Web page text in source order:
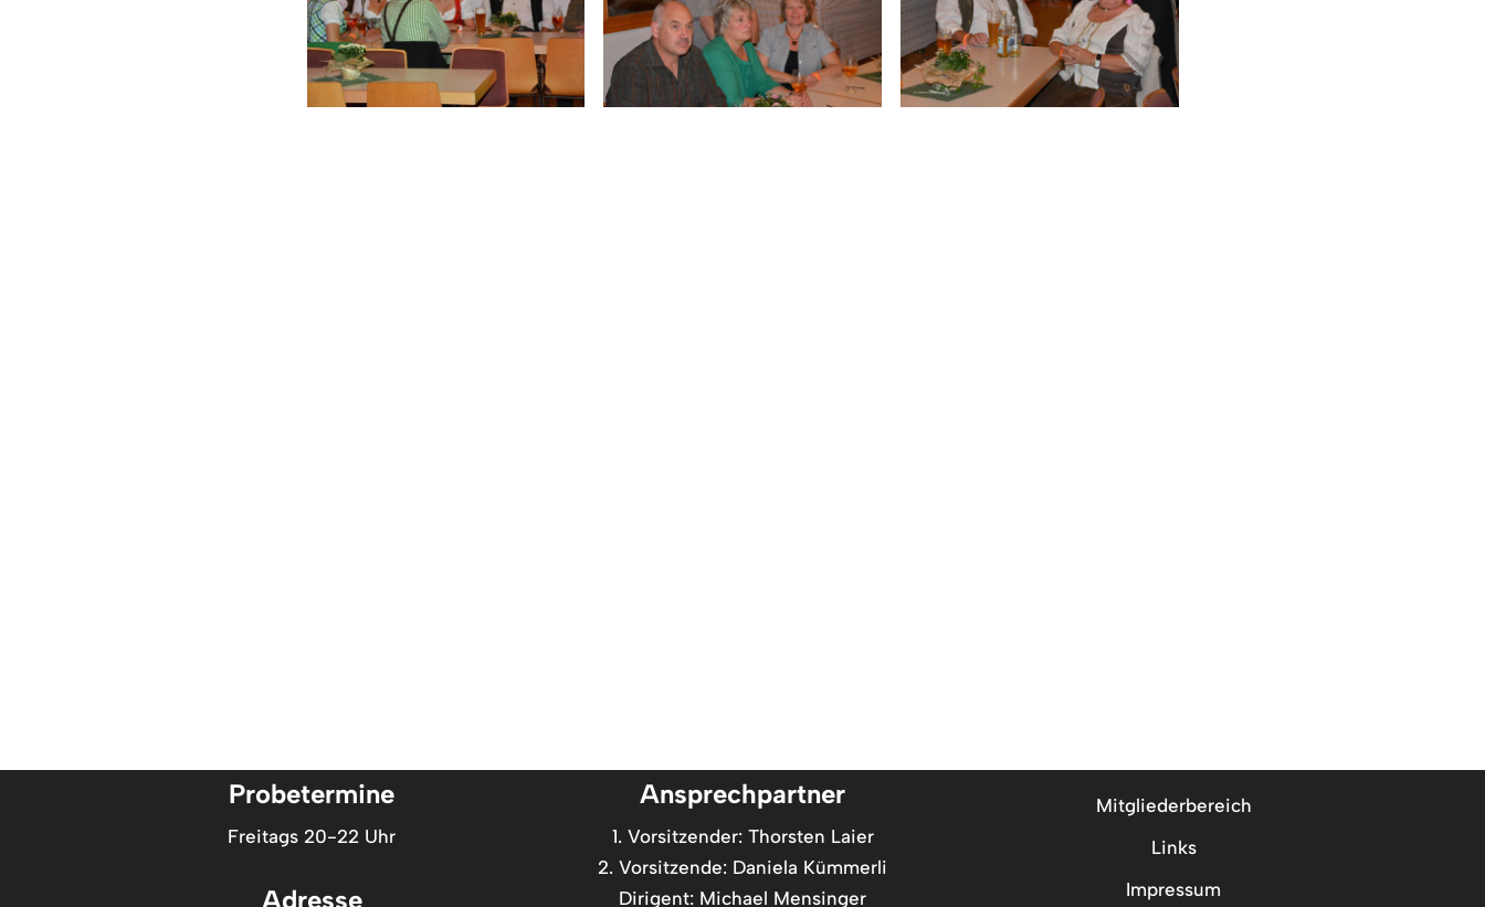
Probetermine
Freitags 20-22 Uhr
Adresse
Ansprechpartner
1. Vorsitzender: Thorsten Laier
2. Vorsitzende: Daniela Kümmerli
Dirigent: Michael Mensinger
Mitgliederbereich
Links
Impressum